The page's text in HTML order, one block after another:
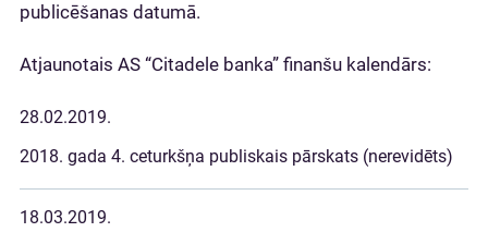
publicēšanas datumā.
Atjaunotais AS “Citadele banka” finanšu kalendārs:
28.02.2019.
2018. gada 4. ceturkšņa publiskais pārskats (nerevidēts)
18.03.2019.